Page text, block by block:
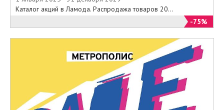
Каталог акций в Ламода. Распродажа товаров 20...
-75%